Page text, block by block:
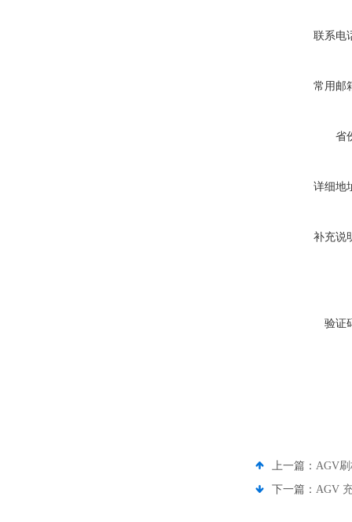
联系电
常用邮
省
详细地
补充说
验证
上一篇： AGV
下一篇： AGV